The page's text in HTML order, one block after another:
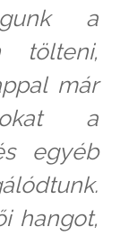
a
tölteni,
már
a
egyéb
hangot,